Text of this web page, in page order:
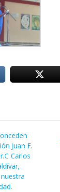
Juan F.
Carlos